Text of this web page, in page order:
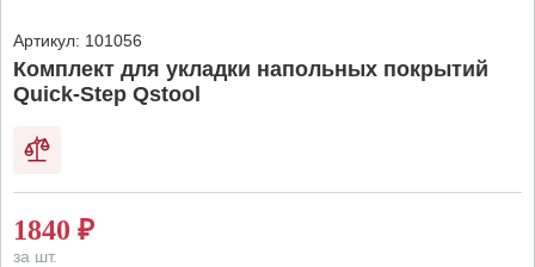
Артикул: 101056
Комплект для укладки напольных покрытий
Quick-Step Qstool
1840 ₽
за шт.